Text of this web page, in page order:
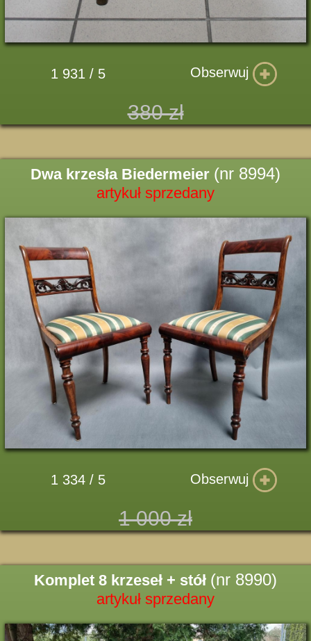
1 931 / 5 Obserwuj
380 zł
Dwa krzesła Biedermeier (nr 8994)
artykuł sprzedany
1 334 / 5 Obserwuj
1 000 zł
Komplet 8 krzeseł + stół (nr 8990)
artykuł sprzedany